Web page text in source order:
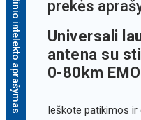
Dirbtinio intelekto aprašymas
prekės
Universali
antena su
0-80km
Ieškote patikimos